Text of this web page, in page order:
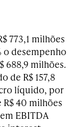
773,1 milhões
o desempenho
688,9 milhões.
de R$ 157,8
líquido, por
40 milhões
EBITDA